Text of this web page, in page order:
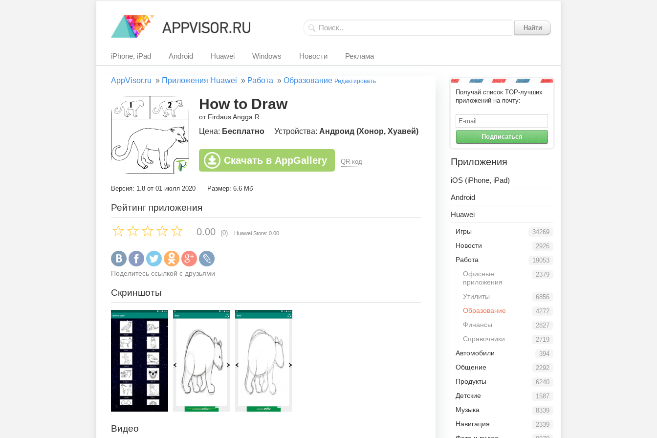
Найти
iPhone, iPad Android Huawei Windows Новости Реклама
AppVisor.ru » Приложения Huawei » Работа » Образование Редактировать
How to Draw
от Firdaus Angga R
Цена: Бесплатно Устройства: Андроид (Хонор, Хуавей)
Скачать в AppGallery QR-код
Версия: 1.8 от 01 июля 2020 Размер: 6.6 Мб
Рейтинг приложения
0.00 (0) Huawei Store: 0.00
Поделитесь ссылкой с друзьями
Скриншоты
Видео
Получай список TOP-лучших
приложений на почту:
Подписаться
Приложения
iOS (iPhone, iPad)
Android
Huawei
34269
Игры
2926
Новости
19053
Работа
2379
Офисные
приложения
6856
Утилиты
4272
Образование
2827
Финансы
2719
Справочники
394
Автомобили
2292
Общение
6240
Продукты
1587
Детские
8339
Музыка
2339
Навигация